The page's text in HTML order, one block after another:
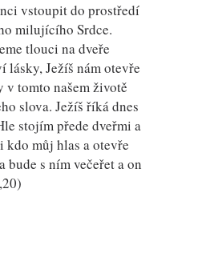
vstoupit do prostředí
milujícího Srdce.
tlouci na dveře
lásky, Ježíš nám otevře
v tomto našem životě
slova. Ježíš říká dnes
stojím přede dveřmi a
můj hlas a otevře
bude s ním večeřet a on